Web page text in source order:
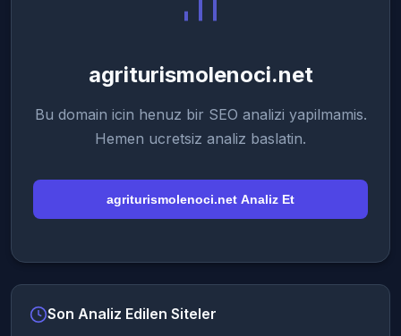
agriturismolenoci.net
Bu domain icin henuz bir SEO analizi yapilmamis.
Hemen ucretsiz analiz baslatin.
agriturismolenoci.net Analiz Et
Son Analiz Edilen Siteler